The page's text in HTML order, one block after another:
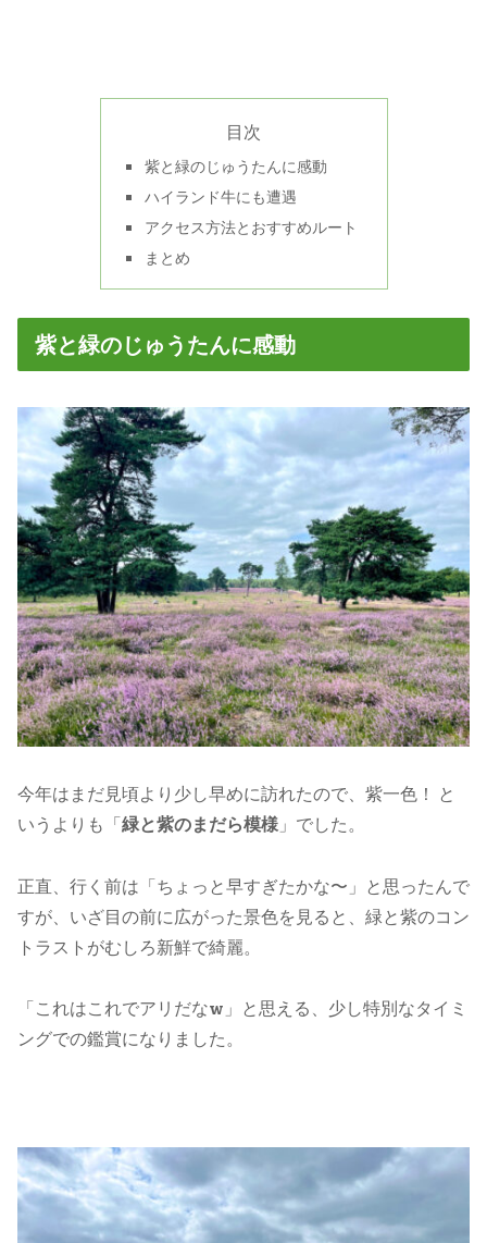
目次
紫と緑のじゅうたんに感動
ハイランド牛にも遭遇
アクセス方法とおすすめルート
まとめ
紫と緑のじゅうたんに感動
今年はまだ見頃より少し早めに訪れたので、紫一色！ と
いうよりも「緑と紫のまだら模様 」でした。
正直、行く前は「ちょっと早すぎたかな〜」と思ったんで
すが、いざ目の前に広がった景色を見ると、緑と紫のコン
トラストがむしろ新鮮で綺麗。
「これはこれでアリだなw」と思える、少し特別なタイミ
ングでの鑑賞になりました。